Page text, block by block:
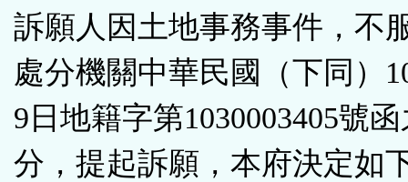
訴願人因土地事務事件，不
處分機關中華民國（下同）
9日地籍字第1030003405號
分，提起訴願，本府決定如